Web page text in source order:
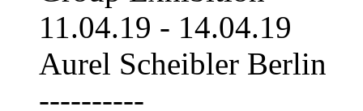
11.04.19 - 14.04.19
Aurel Scheibler Berlin
----------